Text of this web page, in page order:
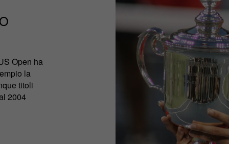
Open ha
la
titoli
2004